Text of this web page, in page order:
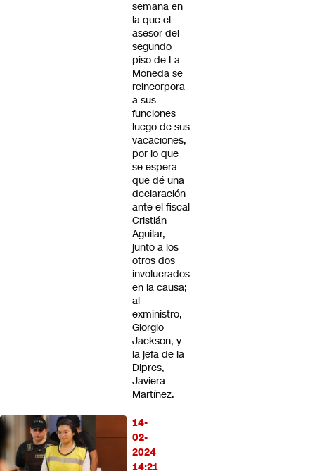
semana en
la que el
asesor del
segundo
piso de La
Moneda se
reincorpora
a sus
funciones
luego de sus
vacaciones,
por lo que
se espera
que dé una
declaración
ante el fiscal
Cristián
Aguilar,
junto a los
otros dos
involucrados
en la causa;
al
exministro,
Giorgio
Jackson, y
la jefa de la
Dipres,
Javiera
Martínez.
14-
02-
2024
14:21